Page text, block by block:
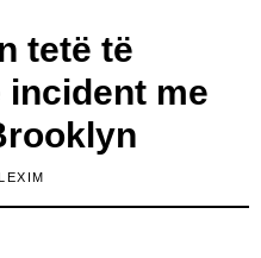
tetë të
incident me